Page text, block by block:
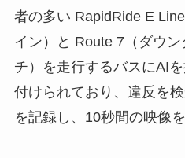
者の多い RapidRide E
イン）と Route 7（ダウ
チ）を走行するバスにAI
付けられており、違反を
を記録し、10秒間の映像